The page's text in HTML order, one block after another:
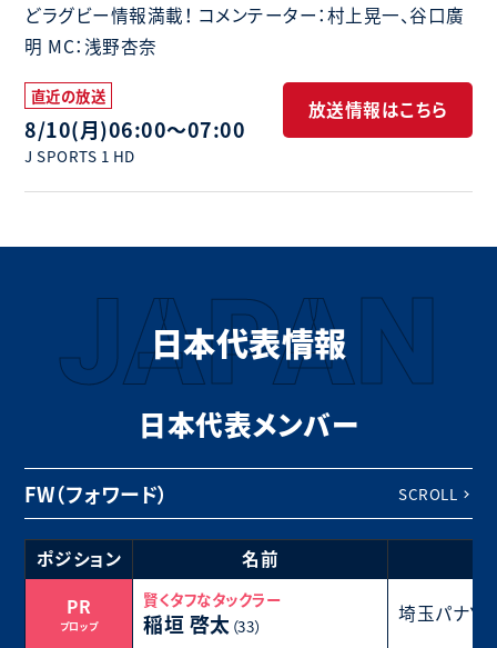
どラグビー情報満載！ コメンテーター：村上晃一、谷口廣
明 MC：浅野杏奈
直近の放送
8/10(月)06:00〜07:00
J SPORTS 1 HD
放送情報はこちら
JAPAN
日本代表情報
日本代表メンバー
FW（フォワード） SCROLL
ポジション 名前
PR
プロップ
賢くタフなタックラー
稲垣 啓太 （33） 埼玉パナソ